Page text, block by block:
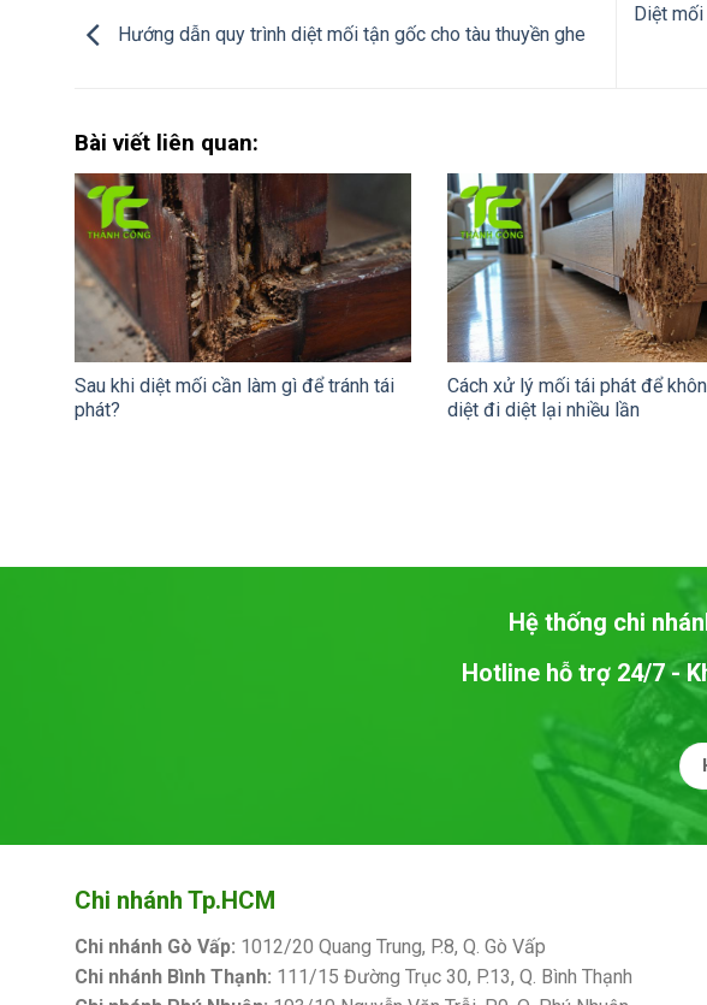
Hướng dẫn quy trình diệt mối tận gốc cho tàu thuyền ghe
Diệt
Bài viết liên quan:
Sau khi diệt mối cần làm gì để tránh tái
phát?
Cách xử lý mối tái phát để
diệt đi diệt lại nhiều lần
Hệ thống chi
Hotline hỗ trợ 24/7 -
Chi nhánh Tp.HCM
Chi nhánh Gò Vấp: 1012/20 Quang Trung, P.8, Q. Gò Vấp
Chi nhánh Bình Thạnh: 111/15 Đường Trục 30, P.13, Q. Bình Thạnh